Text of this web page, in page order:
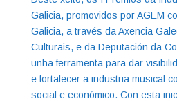
Galicia, promovidos por AGEM
Galicia, a través da Axencia
Culturais, e da Deputación da
unha ferramenta para dar
e fortalecer a industria musical
social e económico. Con esta